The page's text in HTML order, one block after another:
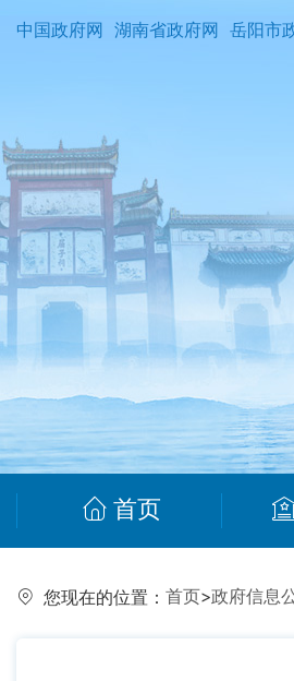
中国政府网 湖南省政府网 岳阳市
首页
您现在的位置： 首页>政府信息